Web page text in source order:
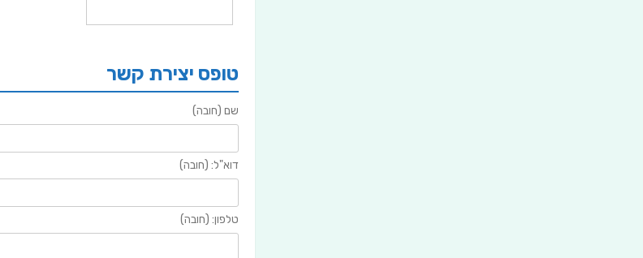
טופס יצירת קשר
שם (חובה)
דוא"ל: (חובה)
טלפון: (חובה)